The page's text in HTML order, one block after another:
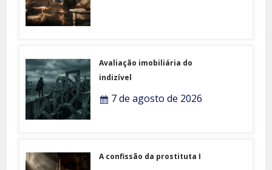
Avaliação imobiliária do
indizível
7 de agosto de 2026
A confissão da prostituta I